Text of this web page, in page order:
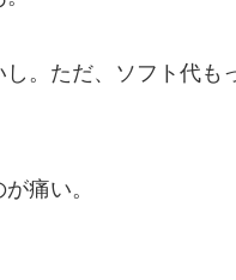
。ただ、ソフト代も
痛い。